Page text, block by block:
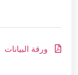
ورقة البيانات